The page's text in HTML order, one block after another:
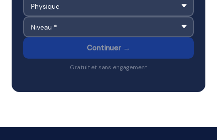
Continuer →
Gratuit et sans engagement